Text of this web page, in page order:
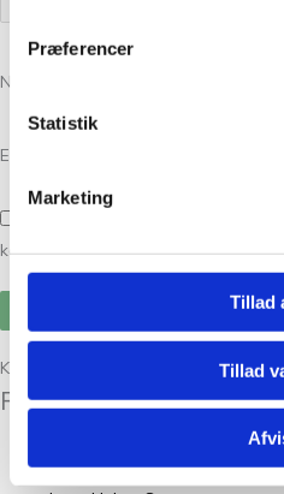
Præferencer
Statistik
Marketing
Tillad
Tillad
Navn
E-mail
Gem mit navn, mail og websted
kommenterer.
Kunder købte også
Relaterede varer